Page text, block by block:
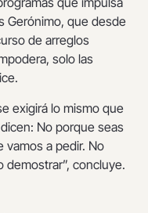
Gerónimo, que desde
de arreglos
solo las
exigirá lo mismo que
No porque seas
vamos a pedir. No
demostrar”, concluye.